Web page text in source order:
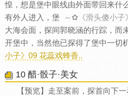
惶，想是堡中眼线由外面带回来什
有外人进入，堡
～✿《滑头傻小子
大海会面，探间郭晓涵的行踪，
开堡中，当然他已探得了堡中一切
小子》09 花蕊戏蜂香..
10 醋·骰子·美女
【预览】走至案前，探首向下